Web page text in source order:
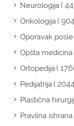
Neurologija(
Onkologija(
Oporavak
Opšta medicina
Ortopedija(
Pedijatrija(
Plastična
Pravilna ishrana